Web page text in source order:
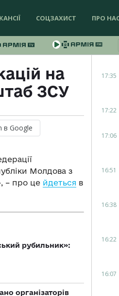
СОЦЗАХИСТ ПРО
на
ЗСУ
в Google
Молдова з
– про це йдеться в
рубильник»:
організаторів
17:35
17:22
17:06
16:51
16:38
16:22
16:07